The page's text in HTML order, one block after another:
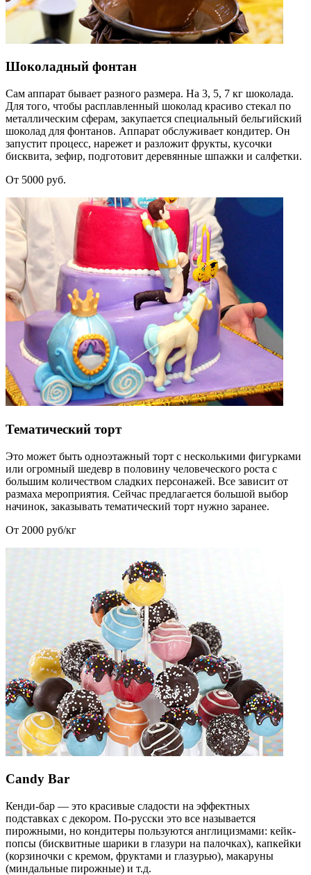
Шоколадный фонтан
Сам аппарат бывает разного размера. На 3, 5, 7 кг шоколада.
Для того, чтобы расплавленный шоколад красиво стекал по
металлическим сферам, закупается специальный бельгийский
шоколад для фонтанов. Аппарат обслуживает кондитер. Он
запустит процесс, нарежет и разложит фрукты, кусочки
бисквита, зефир, подготовит деревянные шпажки и салфетки.
От 5000 руб.
Тематический торт
Это может быть одноэтажный торт с несколькими фигурками
или огромный шедевр в половину человеческого роста с
большим количеством сладких персонажей. Все зависит от
размаха мероприятия. Сейчас предлагается большой выбор
начинок, заказывать тематический торт нужно заранее.
От 2000 руб/кг
Candy Bar
Кенди-бар — это красивые сладости на эффектных
подставках с декором. По-русски это все называется
пирожными, но кондитеры пользуются англицизмами: кейк-
попсы (бисквитные шарики в глазури на палочках), капкейки
(корзиночки с кремом, фруктами и глазурью), макаруны
(миндальные пирожные) и т.д.